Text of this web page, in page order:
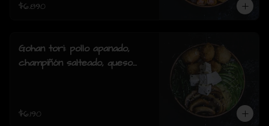
$6.890
Gohan tori: pollo apanado,
champiñón salteado, queso
$6.190